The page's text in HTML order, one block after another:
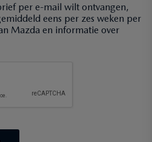
per e-mail wilt ontvangen,
eens per zes weken per
Mazda en informatie over